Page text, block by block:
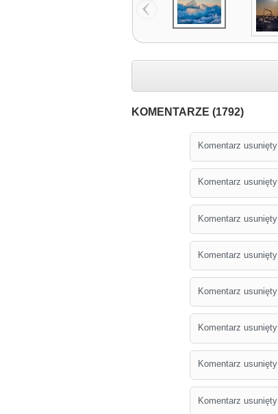
KOMENTARZE (1792)
Komentarz usunięty
Komentarz usunięty
Komentarz usunięty
Komentarz usunięty
Komentarz usunięty
Komentarz usunięty
Komentarz usunięty
Komentarz usunięty